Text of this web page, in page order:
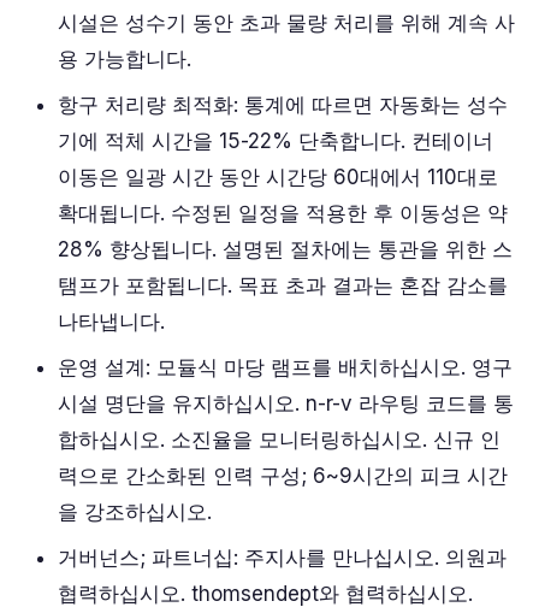
시설은 성수기 동안 초과 물량 처리를 위해 계속 사
용 가능합니다.
항구 처리량 최적화: 통계에 따르면 자동화는 성수
기에 적체 시간을 15-22% 단축합니다. 컨테이너
이동은 일광 시간 동안 시간당 60대에서 110대로
확대됩니다. 수정된 일정을 적용한 후 이동성은 약
28% 향상됩니다. 설명된 절차에는 통관을 위한 스
탬프가 포함됩니다. 목표 초과 결과는 혼잡 감소를
나타냅니다.
운영 설계: 모듈식 마당 램프를 배치하십시오. 영구
시설 명단을 유지하십시오. n-r-v 라우팅 코드를 통
합하십시오. 소진율을 모니터링하십시오. 신규 인
력으로 간소화된 인력 구성; 6~9시간의 피크 시간
을 강조하십시오.
거버넌스; 파트너십: 주지사를 만나십시오. 의원과
협력하십시오. thomsendept와 협력하십시오.